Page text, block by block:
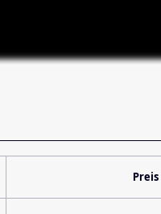
Preis